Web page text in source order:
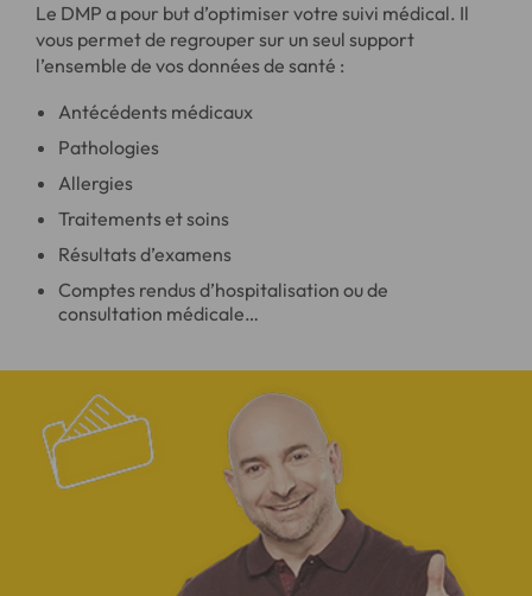
Le DMP a pour but d’optimiser votre suivi médical. Il
vous permet de regrouper sur un seul support
l’ensemble de vos données de santé :
Antécédents médicaux
Pathologies
Allergies
Traitements et soins
Résultats d’examens
Comptes rendus d’hospitalisation ou de
consultation médicale…